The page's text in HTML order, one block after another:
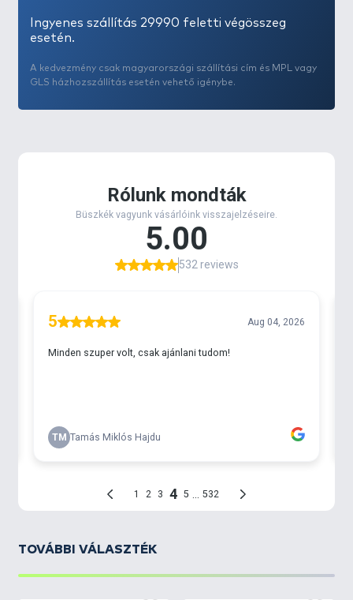
Ingyenes szállítás 29990 feletti végösszeg
esetén.
A kedvezmény csak magyarországi szállítási cím és MPL vagy
GLS házhozszállítás esetén vehető igénybe.
TOVÁBBI VÁLASZTÉK